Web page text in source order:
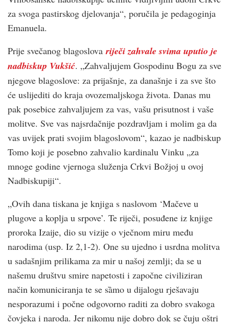
za svoga pastirskog djelovanja“, poručila je pedagoginja
Emanuela.
Prije svečanog blagoslovariječi zahvale svima uputio je
nadbiskup Vukšić. „Zahvaljujem Gospodinu Bogu za sve
njegove blagoslove: za prijašnje, za današnje i za sve što
će uslijediti do kraja ovozemaljskoga života. Danas mu
pak posebice zahvaljujem za vas, vašu prisutnost i vaše
molitve. Sve vas najsrdačnije pozdravljam i molim ga da
vas uvijek prati svojim blagoslovom“, kazao je nadbiskup
Tomo koji je posebno zahvalio kardinalu Vinku „za
mnoge godine vjernoga služenja Crkvi Božjoj u ovoj
Nadbiskupiji“.
„Ovih dana tiskana je knjiga s naslovom ‘Mačeve u
plugove a koplja u srpove’. Te riječi, posuđene iz knjige
proroka Izaije, dio su vizije o vječnom miru među
narodima (usp. Iz 2,1‐2). One su ujedno i usrdna molitva
u sadašnjim prilikama za mir u našoj zemlji; da se u
našemu društvu smire napetosti i započne civiliziran
način komuniciranja te se sȁmo u dijalogu rješavaju
nesporazumi i počne odgovorno raditi za dobro svakoga
čovjeka i naroda. Jer nikomu nije dobro dok se čuju oštri